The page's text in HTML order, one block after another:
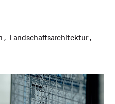
Landschaftsarchitektur